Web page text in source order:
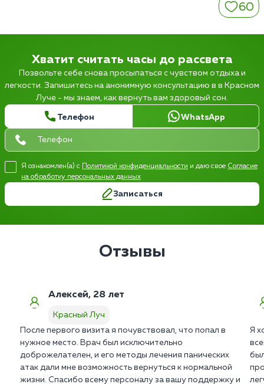
60
Хватит считать часы до рассвета
Позвольте себе снова просыпаться с чувством отдыха и
легкости. Запишитесь на анонимную консультацию в в Красном
Луче - мы знаем, как вернуть вам здоровый сон.
Телефон WhatsApp
Я ознакомлен(а) с Политикой конфиденциальности и даю свое Согласие
на обработку персональных данных
Записаться
Отзывы
Алексей, 28 лет
Красный Луч
После первого визита я почувствовал, что попал в
нужное место. Врач был исключительно
доброжелателен, и его методы лечения панических
атак дали мне возможность вернуться к нормальной
жизни. Спасибо всему персоналу за вашу поддержку и
Я